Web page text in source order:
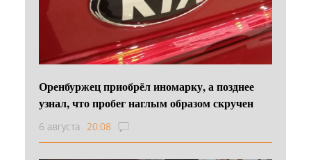
Оренбуржец приобрёл иномарку, а позднее
узнал, что пробег наглым образом скручен
6 августа 20:08